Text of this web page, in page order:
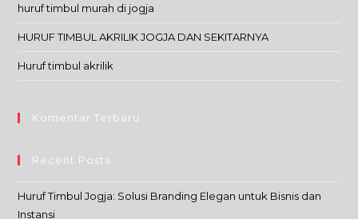
huruf timbul murah di jogja
HURUF TIMBUL AKRILIK JOGJA DAN SEKITARNYA
Huruf timbul akrilik
Komentar Terbaru
Recent Posts
Huruf Timbul Jogja: Solusi Branding Elegan untuk Bisnis dan
Instansi